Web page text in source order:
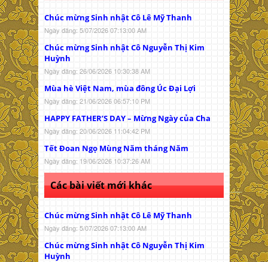
Chúc mừng Sinh nhật Cô Lê Mỹ Thanh
Ngày đăng: 5/07/2026 07:13:00 AM
Chúc mừng Sinh nhật Cô Nguyễn Thị Kim
Huỳnh
Ngày đăng: 26/06/2026 10:30:38 AM
Mùa hè Việt Nam, mùa đông Úc Đại Lợi
Ngày đăng: 21/06/2026 06:57:10 PM
HAPPY FATHER’S DAY – Mừng Ngày của Cha
Ngày đăng: 20/06/2026 11:04:42 PM
Tết Đoan Ngọ Mùng Năm tháng Năm
Ngày đăng: 19/06/2026 10:37:26 AM
Các bài viết mới khác
Chúc mừng Sinh nhật Cô Lê Mỹ Thanh
Ngày đăng: 5/07/2026 07:13:00 AM
Chúc mừng Sinh nhật Cô Nguyễn Thị Kim
Huỳnh